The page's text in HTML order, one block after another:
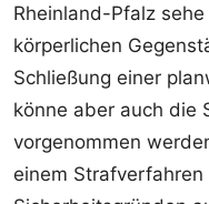
Rheinland-Pfalz
körperlichen
Schließung einer
könne aber auch die
vorgenommen
einem